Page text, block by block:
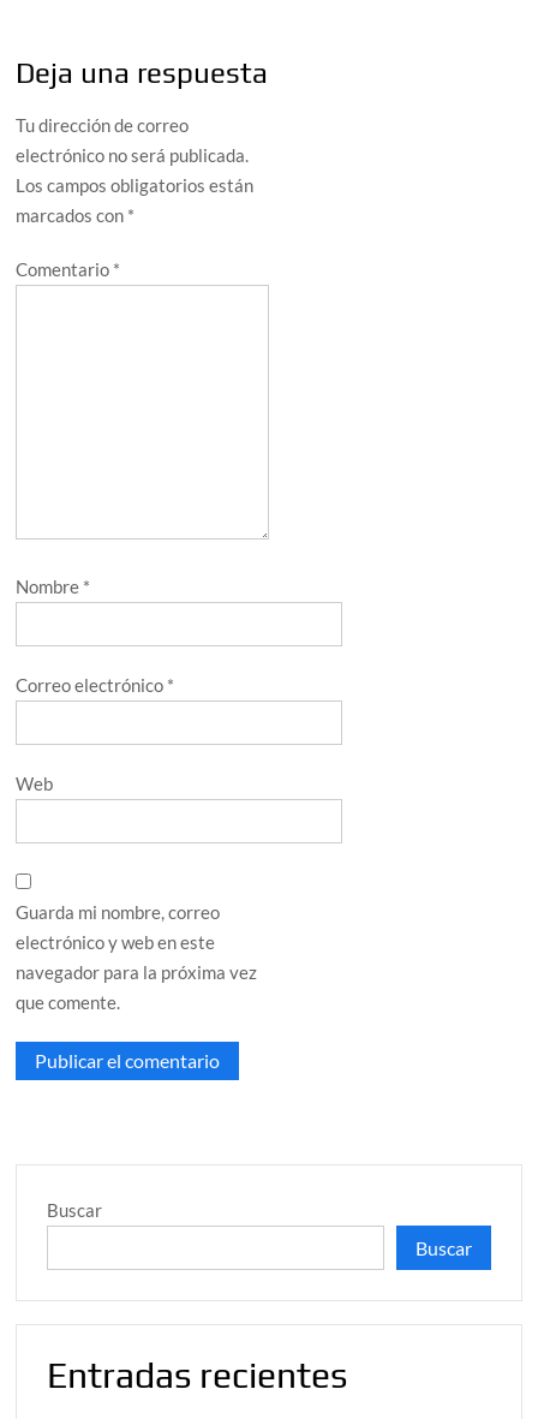
Deja una respuesta
Tu dirección de correo
electrónico no será publicada.
Los campos obligatorios están
marcados con *
Comentario *
Nombre *
Correo electrónico *
Web
Guarda mi nombre, correo
electrónico y web en este
navegador para la próxima vez
que comente.
Buscar
Buscar
Entradas recientes